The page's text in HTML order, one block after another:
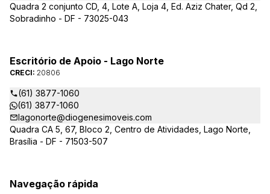
Quadra 2 conjunto CD, 4, Lote A, Loja 4, Ed. Aziz Chater, Qd 2,
Sobradinho - DF - 73025-043
Escritório de Apoio - Lago Norte
CRECI: 20806
(61) 3877-1060
(61) 3877-1060
lagonorte@diogenesimoveis.com
Quadra CA 5, 67, Bloco 2, Centro de Atividades, Lago Norte,
Brasília - DF - 71503-507
Navegação rápida